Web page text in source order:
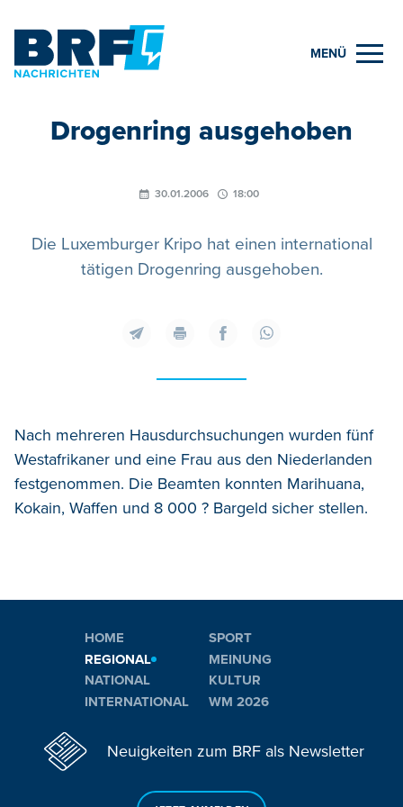
MENÜ
Drogenring ausgehoben
30.01.2006 18:00
Die Luxemburger Kripo hat einen international
tätigen Drogenring ausgehoben.
Nach mehreren Hausdurchsuchungen wurden fünf
Westafrikaner und eine Frau aus den Niederlanden
festgenommen. Die Beamten konnten Marihuana,
Kokain, Waffen und 8 000 ? Bargeld sicher stellen.
HOME
REGIONAL
NATIONAL
INTERNATIONAL
SPORT
MEINUNG
KULTUR
WM 2026
Neuigkeiten zum BRF als Newsletter